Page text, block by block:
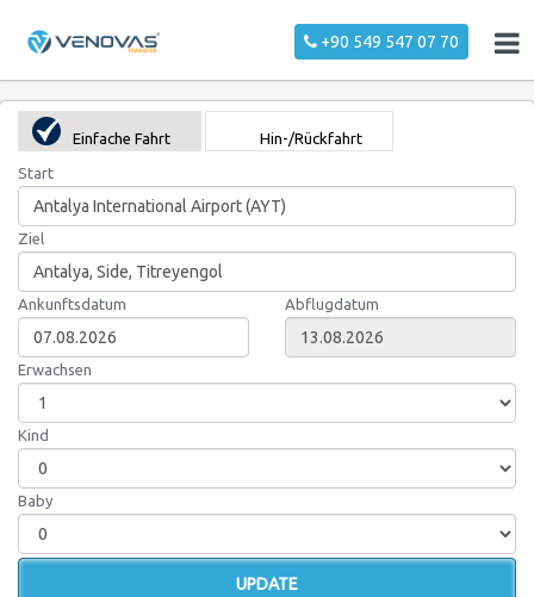
+90 549 547 07 70
Einfache Fahrt Hin-/Rückfahrt
Start
Ziel
Ankunftsdatum Abflugdatum
Erwachsen
Kind
Baby